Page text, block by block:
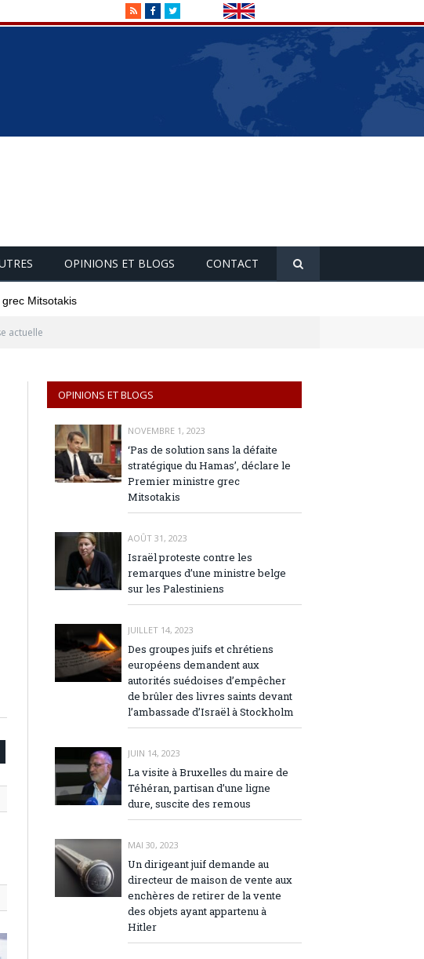
RSSFacebookTwitter
OPINIONS ET BLOGS CONTACT
Mitsotakis
actuelle
OPINIONS ET BLOGS
NOVEMBRE 1, 2023
‘Pas de solution sans la défaite
stratégique du Hamas’, déclare le
Premier ministre grec
Mitsotakis
AOÛT 31, 2023
Israël proteste contre les
remarques d’une ministre belge
sur les Palestiniens
JUILLET 14, 2023
Des groupes juifs et chrétiens
européens demandent aux
autorités suédoises d’empêcher
de brûler des livres saints devant
l’ambassade d’Israël à Stockholm
JUIN 14, 2023
La visite à Bruxelles du maire de
Téhéran, partisan d’une ligne
dure, suscite des remous
MAI 30, 2023
Un dirigeant juif demande au
directeur de maison de vente aux
enchères de retirer de la vente
des objets ayant appartenu à
Hitler